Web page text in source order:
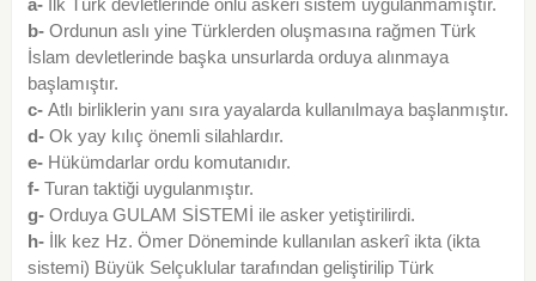
b- Ordunun aslı yine Türklerden oluşmasına rağmen Türk
İslam devletlerinde başka unsurlarda orduya alınmaya
başlamıştır.
c- Atlı birliklerin yanı sıra yayalarda kullanılmaya başlanmıştır.
d- Ok yay kılıç önemli silahlardır.
e- Hükümdarlar ordu komutanıdır.
f- Turan taktiği uygulanmıştır.
g- Orduya GULAM SİSTEMİ ile asker yetiştirilirdi.
h- İlk kez Hz. Ömer Döneminde kullanılan askerî ikta (ikta
sistemi) Büyük Selçuklular tarafından geliştirilip Türk